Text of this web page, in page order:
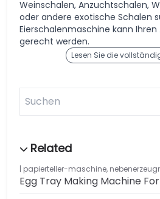
Weinschalen, Anzuchtschalen,
oder andere exotische Schalen
Eierschalenmaschine kann
gerecht werden.
Lesen Sie die
papierteller-maschine,
Egg Tray Making Machine